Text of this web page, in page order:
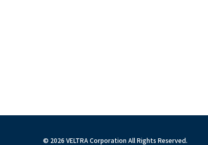
© 2026 VELTRA Corporation All Rights Reserved.